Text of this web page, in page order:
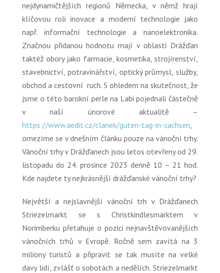
nejdynamičtějších regionů Německa, v němž hrají
klíčovou roli inovace a moderní technologie jako
např. informační technologie a nanoelektronika.
Značnou přidanou hodnotu mají v oblasti Drážďan
taktéž obory jako farmacie, kosmetika, strojírenství,
stavebnictví, potravinářství, optický průmysl, služby,
obchod a cestovní ruch. S ohledem na skutečnost, že
jsme o této barokní perle na Labi pojednali částečně
v naší únorové aktualitě –
https://www.aedit.cz/clanek/guten-tag-in-sachsen,
omezíme se v dnešním článku pouze na vánoční trhy.
Vánoční trhy v Drážďanech jsou letos otevřeny od 29.
listopadu do 24. prosince 2023 denně 10 – 21 hod.
Kde najdete ty nejkrásnější drážďanské vánoční trhy?
Největší a nejslavnější vánoční trh v Drážďanech
Striezelmarkt se s Christkindlesmarktem v
Norimberku přetahuje o pozici nejnavštěvovanějších
vánočních trhů v Evropě. Ročně sem zavítá na 3
miliony turistů a připravit se tak musíte na velké
davy lidí, zvlášť o sobotách a nedělích. Striezelmarkt